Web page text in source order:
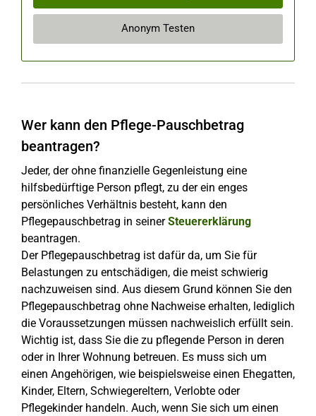
Anonym Testen
Wer kann den Pflege-Pauschbetrag
beantragen?
Jeder, der ohne finanzielle Gegenleistung eine
hilfsbedürftige Person pflegt, zu der ein enges
persönliches Verhältnis besteht, kann den
Pflegepauschbetrag in seinerSteuererklärung
beantragen.
Der Pflegepauschbetrag ist dafür da, um Sie für
Belastungen zu entschädigen, die meist schwierig
nachzuweisen sind. Aus diesem Grund können Sie den
Pflegepauschbetrag ohne Nachweise erhalten, lediglich
die Voraussetzungen müssen nachweislich erfüllt sein.
Wichtig ist, dass Sie die zu pflegende Person in deren
oder in Ihrer Wohnung betreuen. Es muss sich um
einen Angehörigen, wie beispielsweise einen Ehegatten,
Kinder, Eltern, Schwiegereltern, Verlobte oder
Pflegekinder handeln. Auch, wenn Sie sich um einen